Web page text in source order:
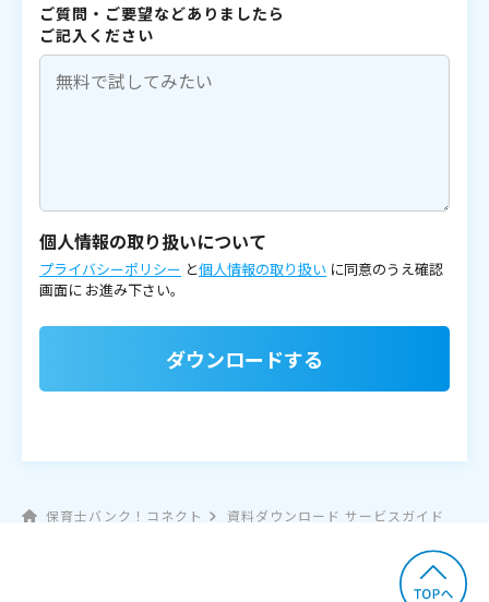
ご質問・ご要望などありましたら
ご記入ください
個人情報の取り扱いについて
プライバシーポリシー と個人情報の取り扱い に同意のうえ確認
画面に お進み下さい。
ダウンロードする
保育士バンク！コネクト 資料ダウンロード サービスガイド